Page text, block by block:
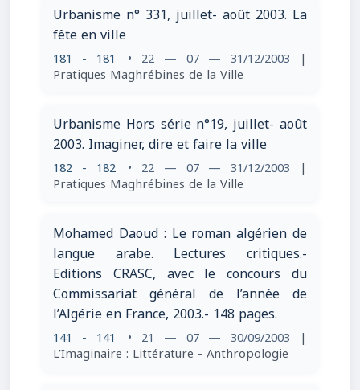
Urbanisme n° 331, juillet- août 2003. La
fête en ville
181 - 181 • 22 — 07 — 31/12/2003 |
Pratiques Maghrébines de la Ville
Urbanisme Hors série n°19, juillet- août
2003. Imaginer, dire et faire la ville
182 - 182 • 22 — 07 — 31/12/2003 |
Pratiques Maghrébines de la Ville
Mohamed Daoud : Le roman algérien de
langue arabe. Lectures critiques.-
Editions CRASC, avec le concours du
Commissariat général de l’année de
l’Algérie en France, 2003.- 148 pages.
141 - 141 • 21 — 07 — 30/09/2003 |
L’Imaginaire : Littérature - Anthropologie